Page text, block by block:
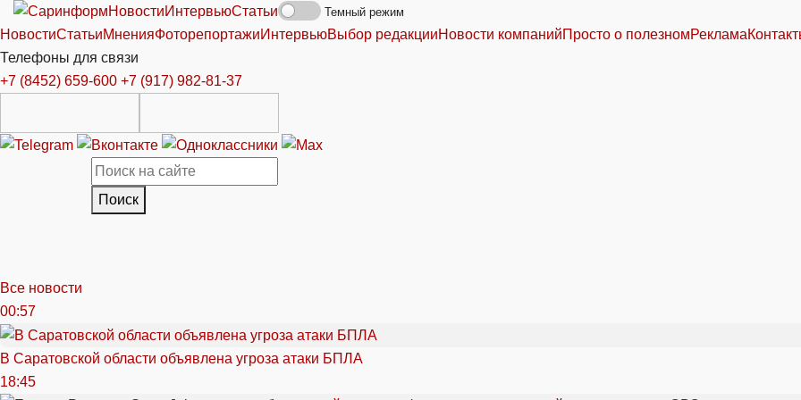
НовостиИнтервьюСтатьи Темный режим
НовостиСтатьиМненияФоторепортажиИнтервьюВыбор редакцииНовости компанийПросто о полезномРеклама
Телефоны для связи
+7 (8452) 659-600 +7 (917) 982-81-37
Поиск
Все новости
00:57
В Саратовской области объявлена угроза атаки БПЛА
18:45